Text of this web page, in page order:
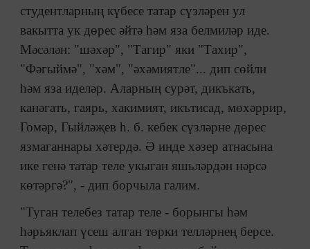
студентларның күбесе татар сүзләрен ул
вакытта ук дөрес әйтә һәм яза белмиләр иде.
Мәсәлән: "шәхәр", "Тагир" яки "Тахир",
"Фәгыймә", "хәм", "әхәмиятле"... дип сөйли
һәм яза иделәр. Аларның сурәт, дикъкать,
канәгать, гаярь, хакимият, икътисад, мөхәррир,
Гомәр, Гыйләҗев һ. б. кебек сүзләрне дөрес
язмаганнары хәтердә. Ә инде хәзер атнасына
ике генә татар теле укыган яшьләрдән нәрсә
көтәргә?", - дип борчыла галим.
"Туган телебез татар теле - борынгы һәм
һәрьяклап үсеш алган төрки телләрнең берсе.